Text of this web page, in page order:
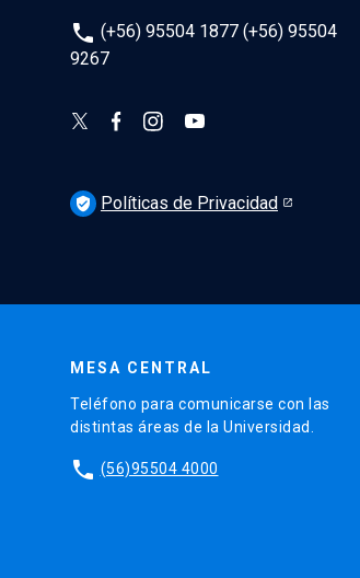
phone (+56) 95504 1877 (+56) 95504
9267
verified_user Políticas de Privacidad
MESA CENTRAL
Teléfono para comunicarse con las
distintas áreas de la Universidad.
phone (56)95504 4000